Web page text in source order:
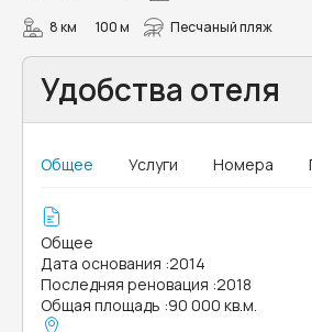
8 км 100 м Песчаный пляж
Удобства отеля
Общее Услуги Номера
Общее
Дата основания :2014
Последняя реновация :2018
Общая площадь :90 000 кв.м.